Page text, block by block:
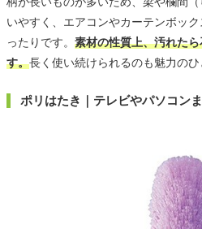
いやすく、エアコンやカーテンボッ
ったりです。 素材の性質上、汚れた
す。長く使い続けられるのも魅力のひ
ポリはたき｜テレビやパソコン